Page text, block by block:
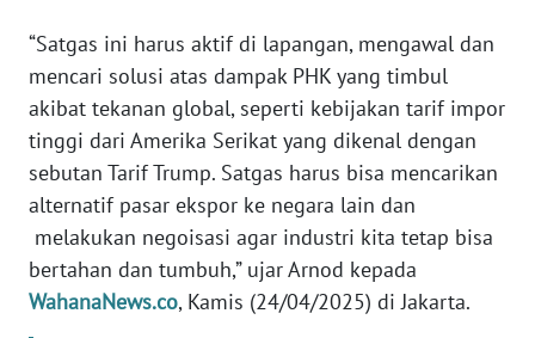
“Satgas ini harus aktif di lapangan, mengawal dan
mencari solusi atas dampak PHK yang timbul
akibat tekanan global, seperti kebijakan tarif impor
tinggi dari Amerika Serikat yang dikenal dengan
sebutan Tarif Trump. Satgas harus bisa mencarikan
alternatif pasar ekspor ke negara lain dan
melakukan negoisasi agar industri kita tetap bisa
bertahan dan tumbuh,” ujar Arnod kepada
WahanaNews.co, Kamis (24/04/2025) di Jakarta.
SUMUT
WN
JAKARTA
WN
JABAR
WN